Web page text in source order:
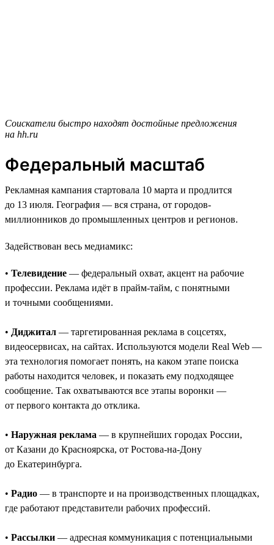
Соискатели быстро находят достойные предложения
на hh.ru
Федеральный масштаб
Рекламная кампания стартовала 10 марта и продлится
до 13 июля. География — вся страна, от городов-
миллионников до промышленных центров и регионов.
Задействован весь медиамикс:
• Телевидение — федеральный охват, акцент на рабочие
профессии. Реклама идёт в прайм-тайм, с понятными
и точными сообщениями.
• Диджитал — таргетированная реклама в соцсетях,
видеосервисах, на сайтах. Используются модели Real Web —
эта технология помогает понять, на каком этапе поиска
работы находится человек, и показать ему подходящее
сообщение. Так охватываются все этапы воронки —
от первого контакта до отклика.
• Наружная реклама — в крупнейших городах России,
от Казани до Красноярска, от Ростова-на-Дону
до Екатеринбурга.
• Радио — в транспорте и на производственных площадках,
где работают представители рабочих профессий.
• Рассылки — адресная коммуникация с потенциальными